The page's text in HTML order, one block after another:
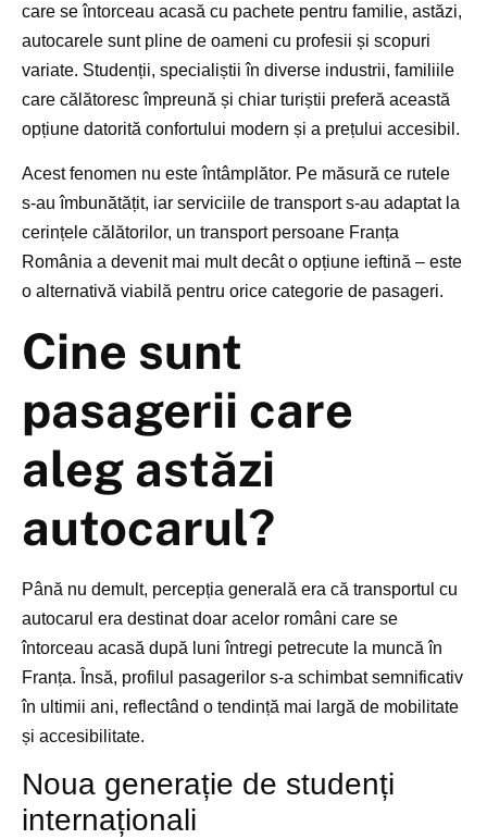
care se întorceau acasă cu pachete pentru familie, astăzi,
autocarele sunt pline de oameni cu profesii și scopuri
variate. Studenții, specialiștii în diverse industrii, familiile
care călătoresc împreună și chiar turiștii preferă această
opțiune datorită confortului modern și a prețului accesibil.
Acest fenomen nu este întâmplător. Pe măsură ce rutele
s-au îmbunătățit, iar serviciile de transport s-au adaptat la
cerințele călătorilor, un transport persoane Franța
România a devenit mai mult decât o opțiune ieftină – este
o alternativă viabilă pentru orice categorie de pasageri.
Cine sunt
pasagerii care
aleg astăzi
autocarul?
Până nu demult, percepția generală era că transportul cu
autocarul era destinat doar acelor români care se
întorceau acasă după luni întregi petrecute la muncă în
Franța. Însă, profilul pasagerilor s-a schimbat semnificativ
în ultimii ani, reflectând o tendință mai largă de mobilitate
și accesibilitate.
Noua generație de studenți
internaționali